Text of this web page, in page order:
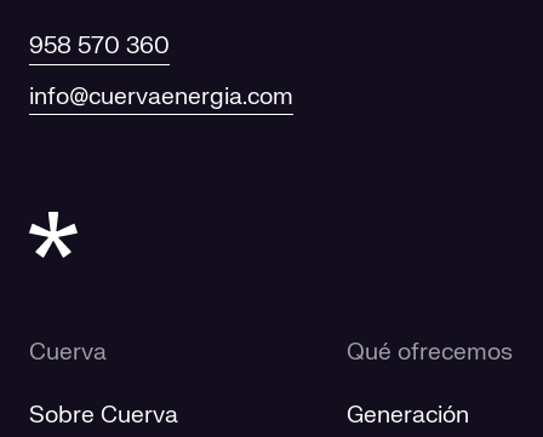
958 570 360
info@cuervaenergia.com
Cuerva
Sobre Cuerva
Qué ofrecemos
Generación